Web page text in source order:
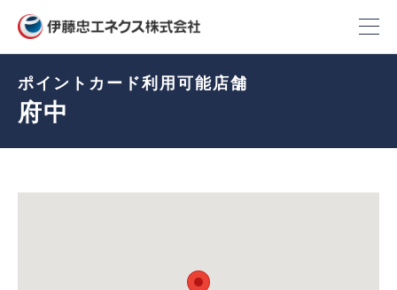
ポイントカード利用可能店舗
府中